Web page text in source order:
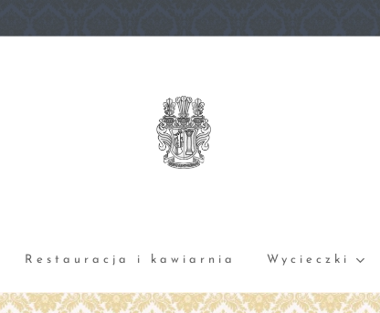
Restauracja i kawiarnia Wycieczki